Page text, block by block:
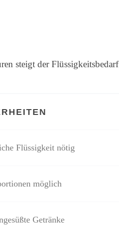
steigt der Flüssigkeitsbedarf
Flüssigkeit nötig
möglich
Getränke